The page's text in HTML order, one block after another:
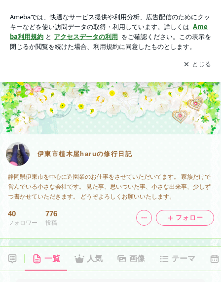
アプリをダウンロードして ブログの更新通知
を受け取りまし
ょう。
開く
伊東市植木屋haruの修行日記
静岡県伊東市を中心に造園業のお仕事をさせていただいてます。 家族だけで
営んでいる小さな会社です。 見た事、思いついた事、小さな出来事、少しず
つ書かせていただきます。 どうぞよろしくお願いいたします。
40
フォロワー
776
投稿
フォロー
一覧 人気 画像 テーマ